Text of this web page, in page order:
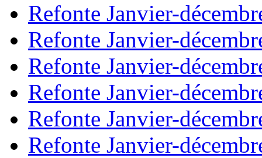
Refonte Janvier-
Refonte Janvier-
Refonte Janvier-
Refonte Janvier-
Refonte Janvier-
Refonte Janvier-